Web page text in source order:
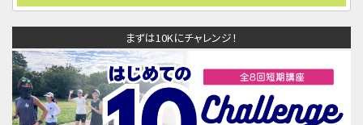
まずは10Kにチャレンジ！